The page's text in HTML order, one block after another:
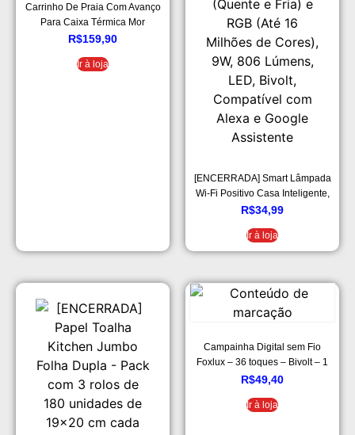
Carrinho De Praia Com Avanço
Para Caixa Térmica Mor
R$159,90
Ir à loja
[ENCERRADA] Smart Lâmpada
Wi-Fi Positivo Casa Inteligente,
Iluminação Branca (Quente e
Cores), 9W, 806 Lúmens, LED,
Bivolt, Compatível com Alexa e
R$34,99
Ir à loja
Campainha Digital sem Fio
Foxlux – 36 toques – Bivolt – 1
Campainha + 1 Acionador + 1
a chuva – Alcance até 100m –
R$49,40
Ir à loja